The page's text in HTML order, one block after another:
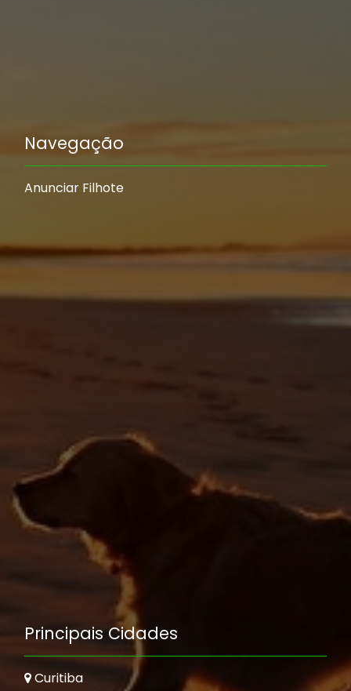
Navegação
Anunciar Filhote
Principais Cidades
Curitiba